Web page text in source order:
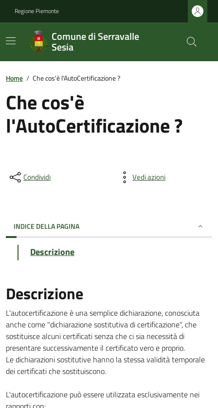
Regione Piemonte
Comune di Serravalle
Sesia
Home / Che cos'è l'AutoCertificazione ?
Che cos'è
l'AutoCertificazione ?
Condividi Vedi azioni
INDICE DELLA PAGINA
Descrizione
Descrizione
L'autocertificazione è una semplice dichiarazione, conosciuta
anche come "dichiarazione sostitutiva di certificazione", che
sostituisce alcuni certificati senza che ci sia necessità di
presentare successivamente il certificato vero e proprio.
Le dichiarazioni sostitutive hanno la stessa validità temporale
dei certificati che sostituiscono.
L'autocertificazione può essere utilizzata esclusivamente nei